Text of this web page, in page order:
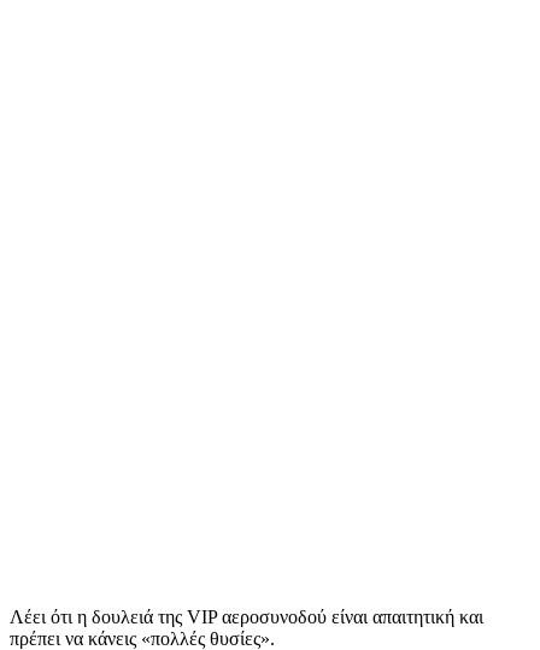
Λέει ότι η δουλειά της VIP αεροσυνοδού είναι απαιτητική και
πρέπει να κάνεις «πολλές θυσίες».